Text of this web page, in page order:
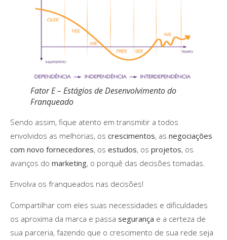
Fator E – Estágios de Desenvolvimento do
Franqueado
Sendo assim, fique atento em transmitir a todos
envolvidos as melhorias, os crescimentos, as negociações
com novo fornecedores, os estudos, os projetos, os
avanços do marketing, o porquê das decisões tomadas.
Envolva os franqueados nas decisões!
Compartilhar com eles suas necessidades e dificuldades
os aproxima da marca e passa segurança e a certeza de
sua parceria, fazendo que o crescimento de sua rede seja